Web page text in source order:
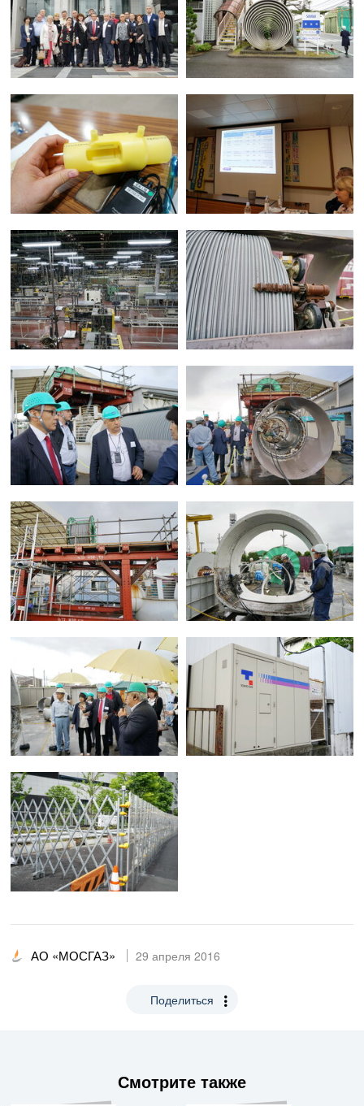
АО «МОСГАЗ» 29 апреля 2016
Поделиться
Смотрите также